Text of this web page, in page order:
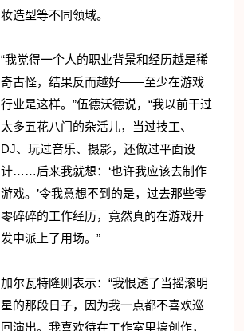
妆造型等不同领域。
“我觉得一个人的职业背景和经历越是稀
奇古怪，结果反而越好——至少在游戏
行业是这样。”伍德沃德说，“我以前干过
太多五花八门的杂活儿，当过技工、
DJ、玩过音乐、摄影，还做过平面设
计……后来我就想：‘也许我应该去制作
游戏。’令我意想不到的是，过去那些零
零碎碎的工作经历，竟然真的在游戏开
发中派上了用场。”
加尔瓦特隆则表示：“我恨透了当摇滚明
星的那段日子，因为我一点都不喜欢巡
回演出。我喜欢待在工作室里搞创作，